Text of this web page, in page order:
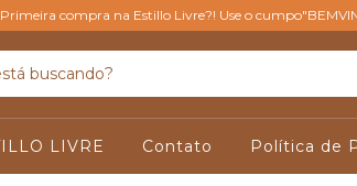
Primeira compra na Estillo Livre?! Use o
LIVRE Contato Política de